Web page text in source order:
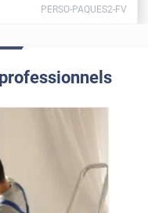
PERSO-PAQUES2-FV